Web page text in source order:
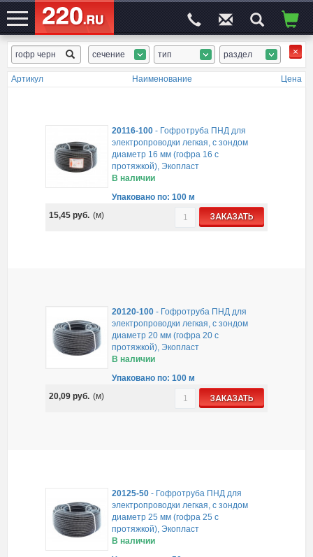
ЭЛЕКТРОСАЙТ№1 сечение тип раздел
Артикул Наименование Цена
20116-100- Гофротруба ПНД для
электропроводки легкая, с зондом
диаметр 16 мм (гофра 16 с
протяжкой), Экопласт
В наличии
Упаковано по: 100 м
15,45 руб. (м) ЗАКАЗАТЬ
20120-100- Гофротруба ПНД для
электропроводки легкая, с зондом
диаметр 20 мм (гофра 20 с
протяжкой), Экопласт
В наличии
Упаковано по: 100 м
20,09 руб. (м) ЗАКАЗАТЬ
20125-50- Гофротруба ПНД для
электропроводки легкая, с зондом
диаметр 25 мм (гофра 25 с
протяжкой), Экопласт
В наличии